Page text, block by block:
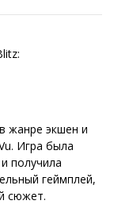
жанре экшен и
Игра была
получила
геймплей,
сюжет.